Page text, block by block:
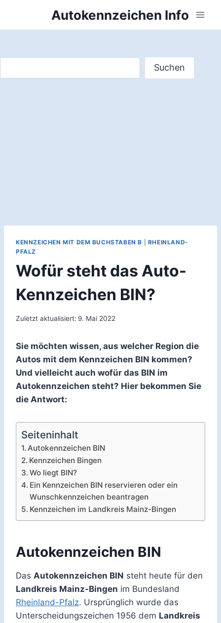
springen
Autokennzeichen Info
Suchen
KENNZEICHEN MIT DEM BUCHSTABEN B
RHEINLAND-
PFALZ
Wofür steht das Auto-
Kennzeichen BIN?
Zuletzt aktualisiert: 9. Mai 2022
Sie möchten wissen, aus welcher Region die
Autos mit dem Kennzeichen BIN kommen?
Und vielleicht auch wofür das BIN im
Autokennzeichen steht? Hier bekommen Sie
die Antwort:
Seiteninhalt
Autokennzeichen BIN
Kennzeichen Bingen
Wo liegt BIN?
Ein Kennzeichen BIN reservieren oder ein
Wunschkennzeichen beantragen
Kennzeichen im Landkreis Mainz-Bingen
Autokennzeichen BIN
Das Autokennzeichen BIN steht heute für den
Landkreis Mainz-Bingen im Bundesland
Rheinland-Pfalz. Ursprünglich wurde das
Unterscheidungszeichen 1956 dem Landkreis